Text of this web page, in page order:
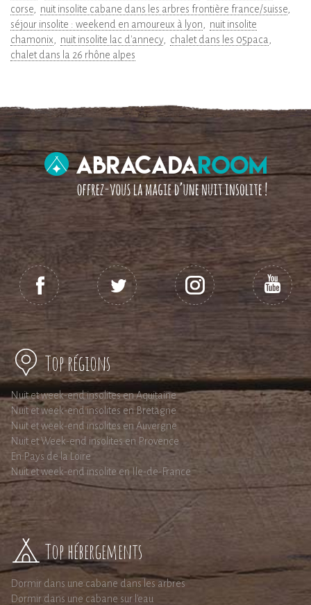
corse
nuit insolite cabane dans les arbres frontière france/suisse
séjour insolite : weekend en amoureux à lyon
nuit insolite
chamonix
nuit insolite lac d'annecy
chalet dans les 05paca
chalet dans la 26 rhône alpes
Top régions
Nuit et week-end insolites en Aquitaine
Nuit et week-end insolites en Bretagne
Nuit et week-end insolites en Auvergne
Nuit et Week-end insolites en Provence
En Pays de la Loire
Nuit et week-end insolite en Ile-de-France
Top hébergements
Dormir dans une cabane dans les arbres
Dormir dans une cabane sur l'eau